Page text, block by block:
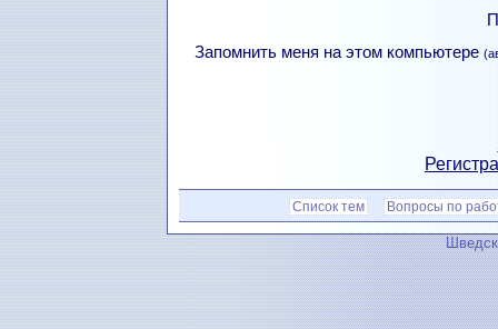
Запомнить меня на этом компьютере
Список тем Вопросы по